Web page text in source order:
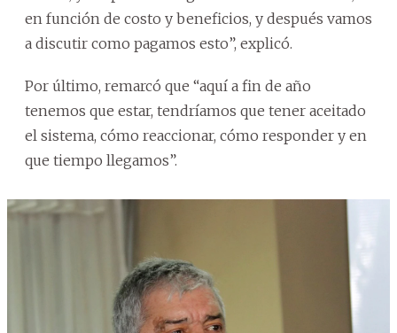
en función de costo y beneficios, y después vamos
a discutir como pagamos esto”, explicó.
Por último, remarcó que “aquí a fin de año
tenemos que estar, tendríamos que tener aceitado
el sistema, cómo reaccionar, cómo responder y en
que tiempo llegamos”.